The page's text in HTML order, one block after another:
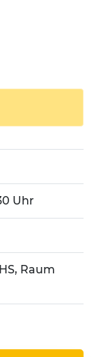
Uhr
Raum